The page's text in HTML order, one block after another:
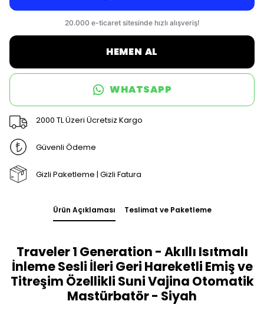
HEMEN AL
WHATSAPP
2000 TL Üzeri Ücretsiz Kargo
Güvenli Ödeme
Gizli Paketleme | Gizli Fatura
Ürün Açıklaması Teslimat ve Paketleme
Traveler 1 Generation - Akıllı Isıtmalı
İnleme Sesli İleri Geri Hareketli Emiş ve
Titreşim Özellikli Suni Vajina Otomatik
Mastürbatör - Siyah